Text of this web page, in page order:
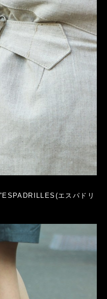
エスパドリ